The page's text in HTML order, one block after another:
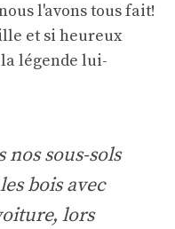
l'avons tous fait!
et si heureux
légende lui-
nos sous-sols
bois avec
lors